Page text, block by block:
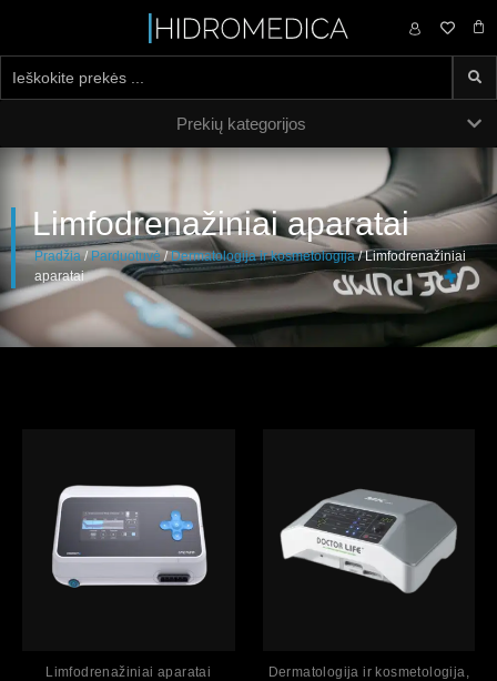
0,00 €
Prekių kategorijos
Limfodrenažiniai aparatai
Pradžia/Parduotuvė/Dermatologija ir kosmetologija/ Limfodrenažiniai
aparatai
Limfodrenažiniai aparatai Dermatologija ir kosmetologija,